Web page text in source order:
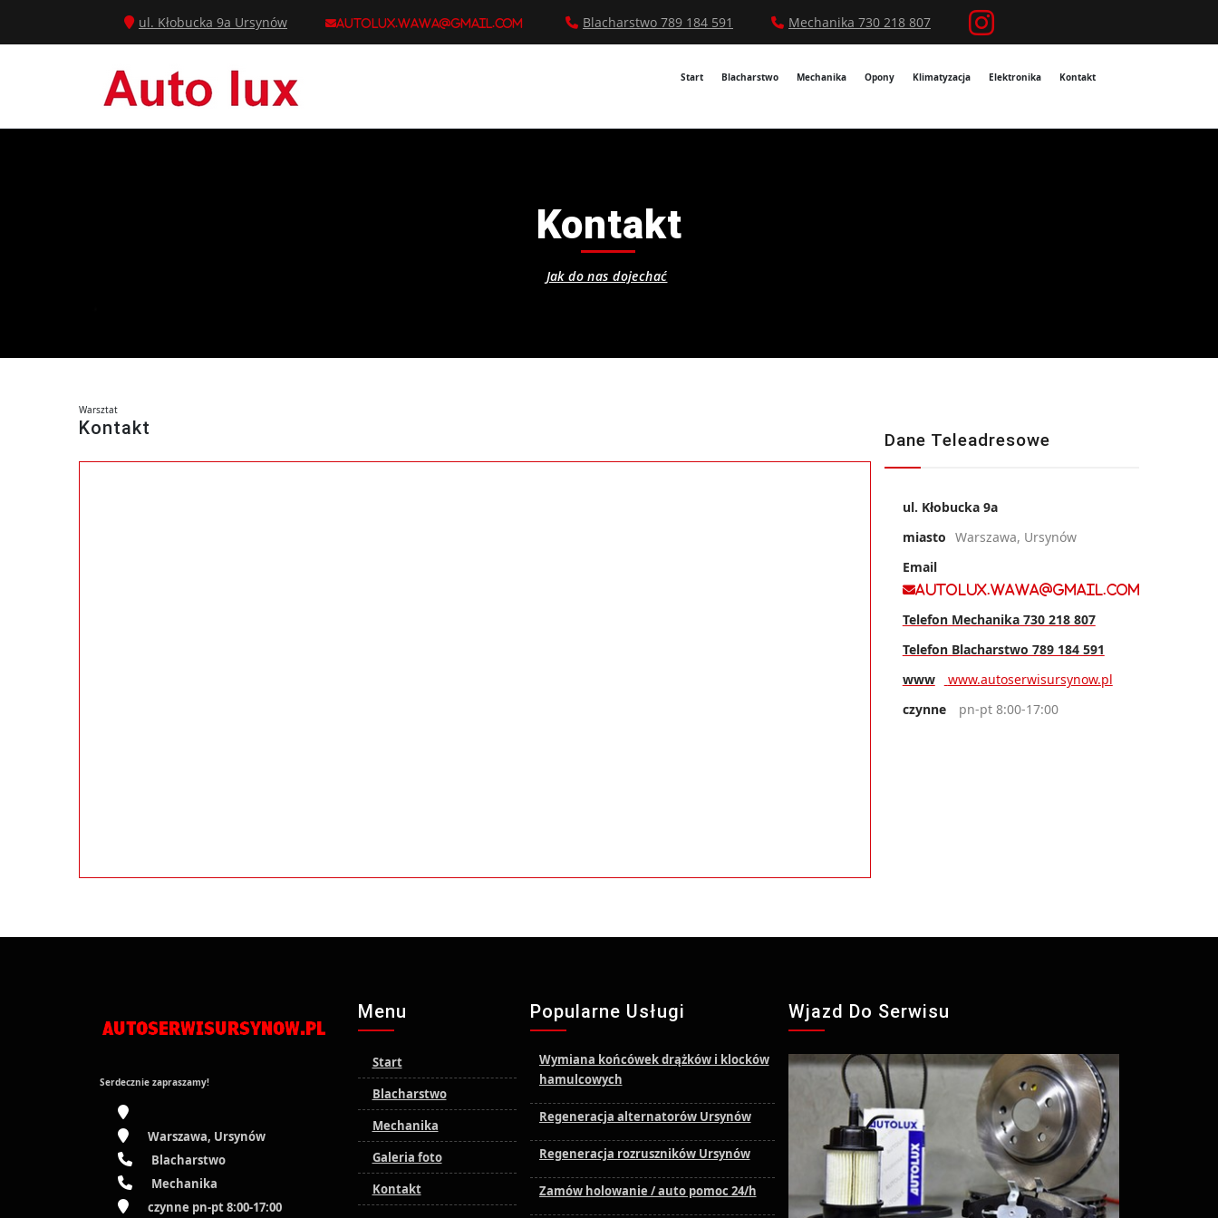
ul. Kłobucka 9a Ursynów autolux.wawa@gmail.com Blacharstwo 789 184 591 Mechanika 730 218 807
Start Blacharstwo Mechanika Opony Klimatyzacja Elektronika Kontakt
Kontakt
Jak do nas dojechać
Warsztat
Kontakt
Dane Teleadresowe
ul. Kłobucka 9a
miasto Warszawa, Ursynów
Email
autolux.wawa@gmail.com
Telefon Mechanika 730 218 807
Telefon Blacharstwo 789 184 591
www
www.autoserwisursynow.pl
czynne
pn-pt 8:00-17:00
Serdecznie zapraszamy!
Warszawa, Ursynów
Blacharstwo
Mechanika
czynne pn-pt 8:00-17:00
Menu
Start
Blacharstwo
Mechanika
Galeria foto
Kontakt
Popularne Usługi
Wymiana końcówek drążków i klocków
hamulcowych
Regeneracja alternatorów Ursynów
Regeneracja rozruszników Ursynów
Zamów holowanie / auto pomoc 24/h
Wjazd Do Serwisu